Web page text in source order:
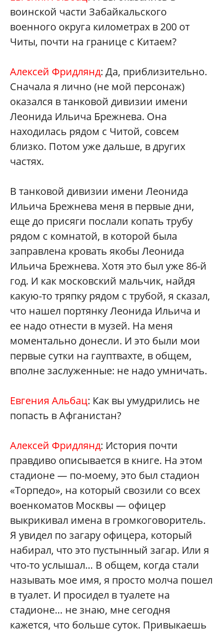
воинской части Забайкальского
военного округа километрах в 200 от
Читы, почти на границе с Китаем?
Алексей Фридлянд: Да, приблизительно.
Сначала я лично (не мой персонаж)
оказался в танковой дивизии имени
Леонида Ильича Брежнева. Она
находилась рядом с Читой, совсем
близко. Потом уже дальше, в других
частях.
В танковой дивизии имени Леонида
Ильича Брежнева меня в первые дни,
еще до присяги послали копать трубу
рядом с комнатой, в которой была
заправлена кровать якобы Леонида
Ильича Брежнева. Хотя это был уже 86-й
год. И как московский мальчик, найдя
какую-то тряпку рядом с трубой, я сказал,
что нашел портянку Леонида Ильича и
ее надо отнести в музей. На меня
моментально донесли. И это были мои
первые сутки на гауптвахте, в общем,
вполне заслуженные: не надо умничать.
Евгения Альбац: Как вы умудрились не
попасть в Афганистан?
Алексей Фридлянд: История почти
правдиво описывается в книге. На этом
стадионе — по-моему, это был стадион
«Торпедо», на который свозили со всех
военкоматов Москвы — офицер
выкрикивал имена в громкоговоритель.
Я увидел по загару офицера, который
набирал, что это пустынный загар. Или я
что-то услышал… В общем, когда стали
называть мое имя, я просто молча пошел
в туалет. И просидел в туалете на
стадионе… не знаю, мне сегодня
кажется, что больше суток. Привыкаешь